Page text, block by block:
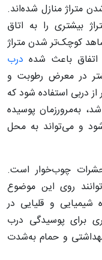
متراژ منازل شده‌اند.
بیشتری را به اتاق
کوچک‌تر شدن متراژ
باعث شده درب
در معرض رطوبت و
دربی استفاده شود که
به‌مرورزمان پوسیده
و می‌تواند به محل
چوب‌خوار است.
روی این موضوع
شیمیایی و قلیایی در
برای پوسیدگی درب
و حمام به‌شدت